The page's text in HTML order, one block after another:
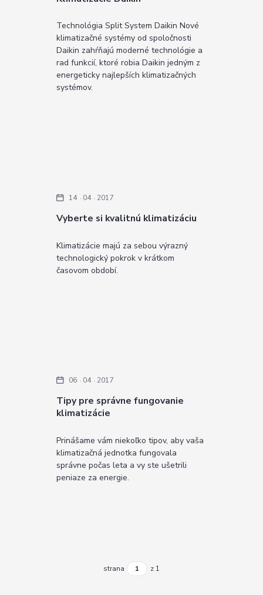
Technológia Split System Daikin Nové
klimatizačné systémy od spoločnosti
Daikin zahŕňajú moderné technológie a
rad funkcií, ktoré robia Daikin jedným z
energeticky najlepších klimatizačných
systémov.
Vyberte si kvalitnú klimatizáciu
14 04 2017
Klimatizácie majú za sebou výrazný
technologický pokrok v krátkom
časovom období.
Tipy pre správne fungovanie
klimatizácie
06 04 2017
Prinášame vám niekoľko tipov, aby vaša
klimatizačná jednotka fungovala
správne počas leta a vy ste ušetrili
peniaze za energie.
strana z 1